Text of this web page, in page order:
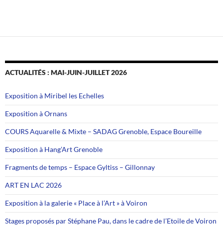
ACTUALITÉS : MAI-JUIN-JUILLET 2026
Exposition à Miribel les Echelles
Exposition à Ornans
COURS Aquarelle & Mixte – SADAG Grenoble, Espace Boureille
Exposition à Hang’Art Grenoble
Fragments de temps – Espace Gyltiss – Gillonnay
ART EN LAC 2026
Exposition à la galerie « Place à l’Art » à Voiron
Stages proposés par Stéphane Pau, dans le cadre de l’Etoile de Voiron